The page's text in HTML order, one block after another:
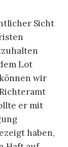
Sicht
Lot
wir
er mit
haben,